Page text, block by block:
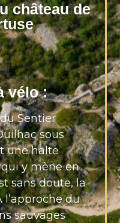
château de
vélo :
Sentier
sous
une halte
qui y mène en
sans doute, la
l’approche du
sauvages